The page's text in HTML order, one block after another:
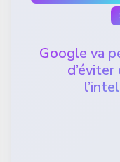
Google va